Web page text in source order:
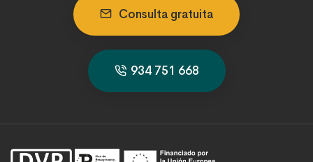
Consulta gratuita
934 751 668